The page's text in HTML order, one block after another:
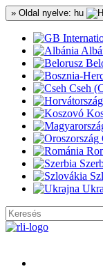
» Oldal nyelve: hu
Cseh